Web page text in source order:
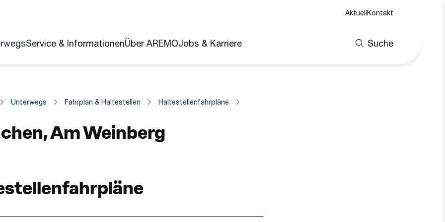
Service & InformationenÜber AREMOJobs & Karriere Suche
AktuellKontakt
Unterwegs Fahrplan & Haltestellen Haltestellenfahrpläne
Am Weinberg